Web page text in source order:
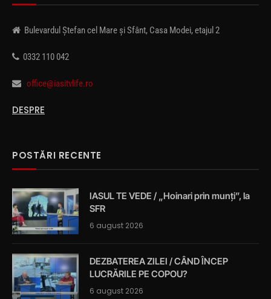
Bulevardul Ștefan cel Mare și Sfânt, Casa Modei, etajul 2
0332 110 042
office@iasitvlife.ro
DESPRE
POSTĂRI RECENTE
IASUL TE VEDE / „Hoinari prin munți”, la
SFR
6 august 2026
DEZBATEREA ZILEI / CÂND ÎNCEP
LUCRĂRILE PE COPOU?
6 august 2026